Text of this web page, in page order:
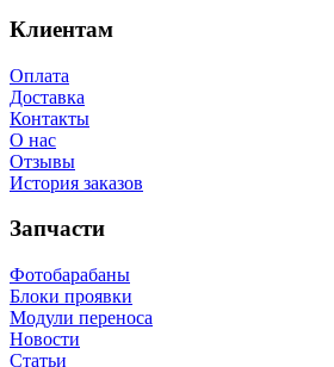
Клиентам
Оплата
Доставка
Контакты
О нас
Отзывы
История заказов
Запчасти
Фотобарабаны
Блоки проявки
Модули переноса
Новости
Статьи